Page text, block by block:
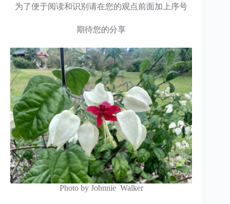
为了便于阅读和识别请在您的观点前面加上序号
期待您的分享
Photo by Johnnie Walker